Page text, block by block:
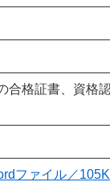
合格証書、資格
ファイル／